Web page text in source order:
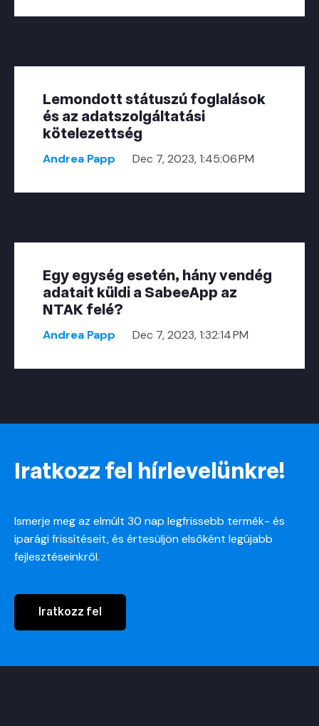
Lemondott státuszú foglalások
és az adatszolgáltatási
kötelezettség
Andrea Papp Dec 7, 2023, 1:45:06 PM
Egy egység esetén, hány vendég
adatait küldi a SabeeApp az
NTAK felé?
Andrea Papp Dec 7, 2023, 1:32:14 PM
Iratkozz fel hírlevelünkre!
Ismerje meg az elmúlt 30 nap legfrissebb termék- és
iparági frissítéseit, és értesüljön elsőként legújabb
fejlesztéseinkről.
Iratkozz fel